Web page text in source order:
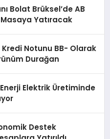
Bolat Brüksel’de AB
Masaya Yatıracak
Notunu BB- Olarak
Durağan
Elektrik Üretiminde
Destek